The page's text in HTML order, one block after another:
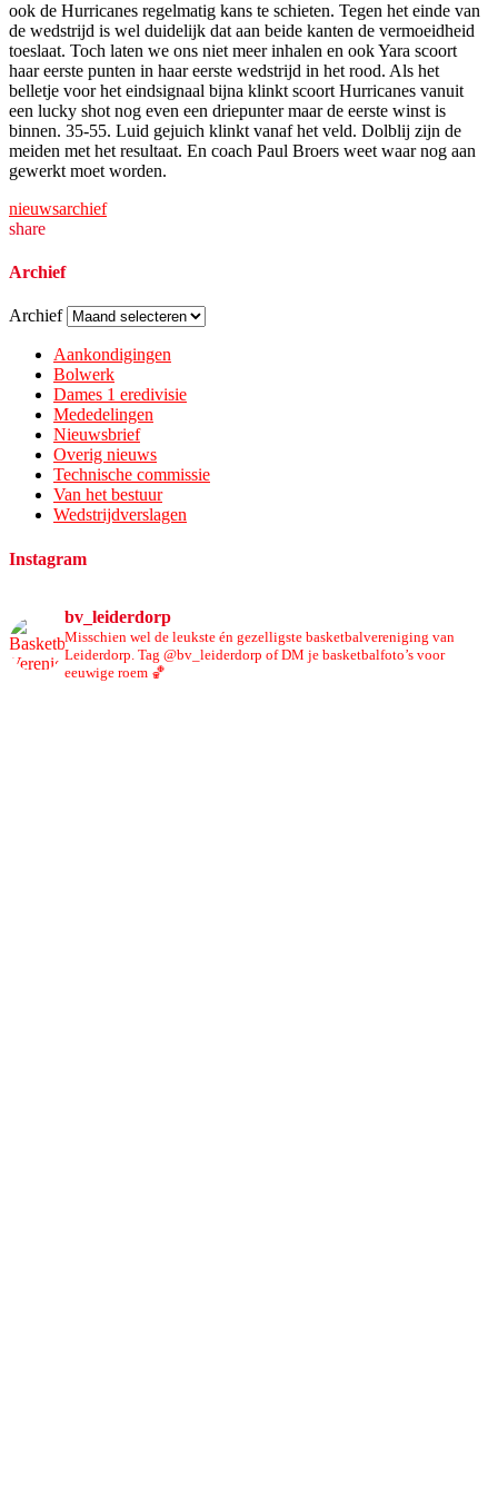
ook de Hurricanes regelmatig kans te schieten. Tegen het einde van
de wedstrijd is wel duidelijk dat aan beide kanten de vermoeidheid
toeslaat. Toch laten we ons niet meer inhalen en ook Yara scoort
haar eerste punten in haar eerste wedstrijd in het rood. Als het
belletje voor het eindsignaal bijna klinkt scoort Hurricanes vanuit
een lucky shot nog even een driepunter maar de eerste winst is
binnen. 35-55. Luid gejuich klinkt vanaf het veld. Dolblij zijn de
meiden met het resultaat. En coach Paul Broers weet waar nog aan
gewerkt moet worden.
nieuwsarchief
share
Archief
Archief
Aankondigingen
Bolwerk
Dames 1 eredivisie
Mededelingen
Nieuwsbrief
Overig nieuws
Technische commissie
Van het bestuur
Wedstrijdverslagen
Instagram
bv_leiderdorp
Misschien wel de leukste én gezelligste basketbalvereniging van
Leiderdorp. Tag @bv_leiderdorp of DM je basketbalfoto’s voor
eeuwige roem 🏀